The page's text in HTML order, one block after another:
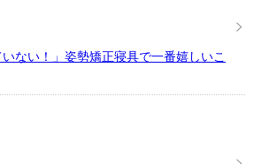
いない！」姿勢矯正寝具で一番嬉しいこ